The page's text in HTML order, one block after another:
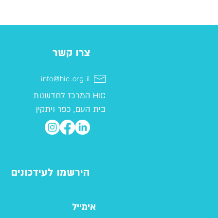
צרו קשר
info@hic.org.il
המרכז לחדשנות HIC
בית העם, כפר ויתקין
הירשמו לעידכונים